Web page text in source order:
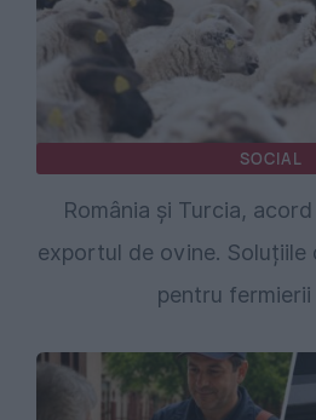
SOCIAL
România și Turcia,
exportul de ovine. Soluțiile
pentru fermierii